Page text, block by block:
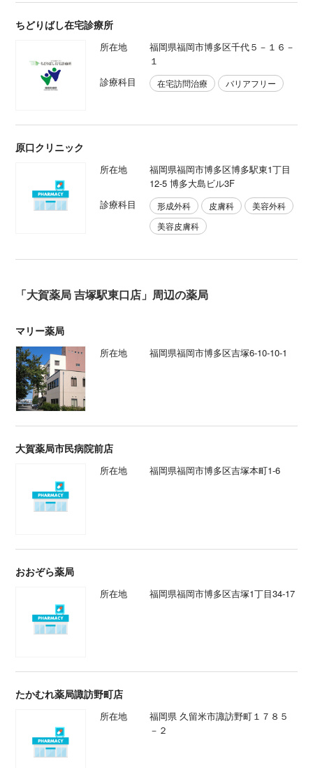
ちどりばし在宅診療所
所在地
福岡県福岡市博多区千代５－１６－
１
診療科目
在宅訪問治療 バリアフリー
原口クリニック
所在地
福岡県福岡市博多区博多駅東1丁目
12-5 博多大島ビル3F
診療科目
形成外科 皮膚科
美容外科
美容皮膚科
「大賀薬局 吉塚駅東口店」周辺の薬局
マリー薬局
所在地 福岡県福岡市博多区吉塚6-10-10-1
大賀薬局市民病院前店
所在地 福岡県福岡市博多区吉塚本町1-6
おおぞら薬局
所在地 福岡県福岡市博多区吉塚1丁目34-17
たかむれ薬局諏訪野町店
所在地
福岡県 久留米市諏訪野町１７８５
－２